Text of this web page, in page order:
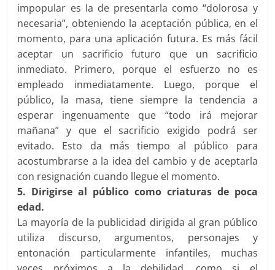
impopular es la de presentarla como “dolorosa y
necesaria”, obteniendo la aceptación pública, en el
momento, para una aplicación futura. Es más fácil
aceptar un sacrificio futuro que un sacrificio
inmediato. Primero, porque el esfuerzo no es
empleado inmediatamente. Luego, porque el
público, la masa, tiene siempre la tendencia a
esperar ingenuamente que “todo irá mejorar
mañana” y que el sacrificio exigido podrá ser
evitado. Esto da más tiempo al público para
acostumbrarse a la idea del cambio y de aceptarla
con resignación cuando llegue el momento.
5. Dirigirse al público como criaturas de poca
edad.
La mayoría de la publicidad dirigida al gran público
utiliza discurso, argumentos, personajes y
entonación particularmente infantiles, muchas